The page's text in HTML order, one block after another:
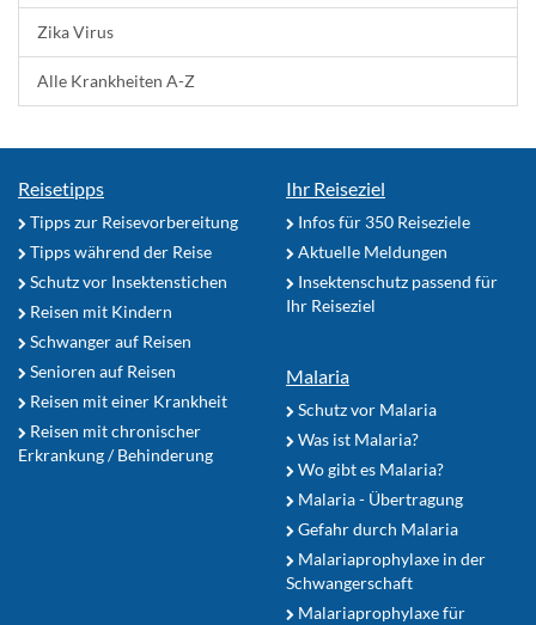
Zika Virus
Alle Krankheiten A-Z
Reisetipps
Tipps zur Reisevorbereitung
Tipps während der Reise
Schutz vor Insektenstichen
Reisen mit Kindern
Schwanger auf Reisen
Senioren auf Reisen
Reisen mit einer Krankheit
Reisen mit chronischer
Erkrankung / Behinderung
Ihr Reiseziel
Infos für 350 Reiseziele
Aktuelle Meldungen
Insektenschutz passend für
Ihr Reiseziel
Malaria
Schutz vor Malaria
Was ist Malaria?
Wo gibt es Malaria?
Malaria - Übertragung
Gefahr durch Malaria
Malariaprophylaxe in der
Schwangerschaft
Malariaprophylaxe für